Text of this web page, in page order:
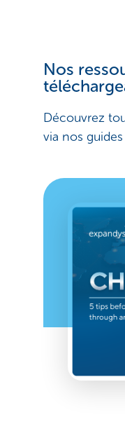
Nos
Découvrez
via nos